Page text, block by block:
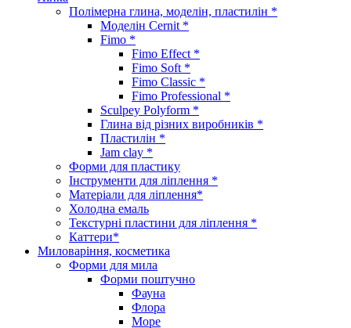
Полімерна глина, моделін, пластилін *
Моделін Cernit *
Fimo *
Fimo Effect *
Fimo Soft *
Fimo Classic *
Fimo Professional *
Sculpey Polyform *
Глина від різних виробників *
Пластилін *
Jam clay *
Форми для пластику
Інструменти для ліплення *
Матеріали для ліплення*
Холодна емаль
Текстурні пластини для ліплення *
Каттери*
Миловаріння, косметика
Форми для мила
Форми поштучно
Фауна
Флора
Море